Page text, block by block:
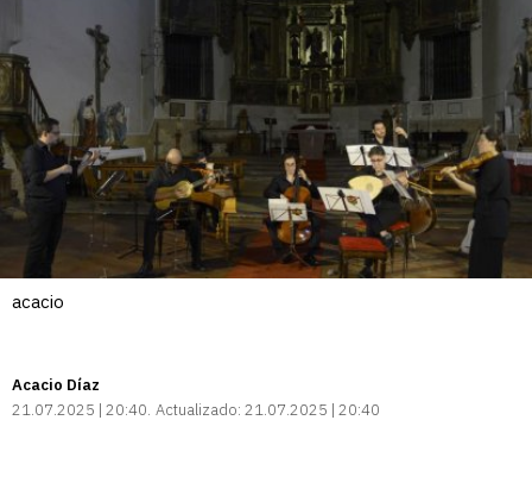
acacio
Acacio Díaz
21.07.2025 | 20:40 Actualizado: 21.07.2025 | 20:40